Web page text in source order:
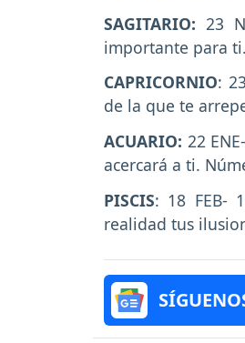
SAGITARIO: 23
importante para
CAPRICORNIO:
de la que te
ACUARIO: 22
acercará a ti.
PISCIS: 18 FEB-
realidad tus